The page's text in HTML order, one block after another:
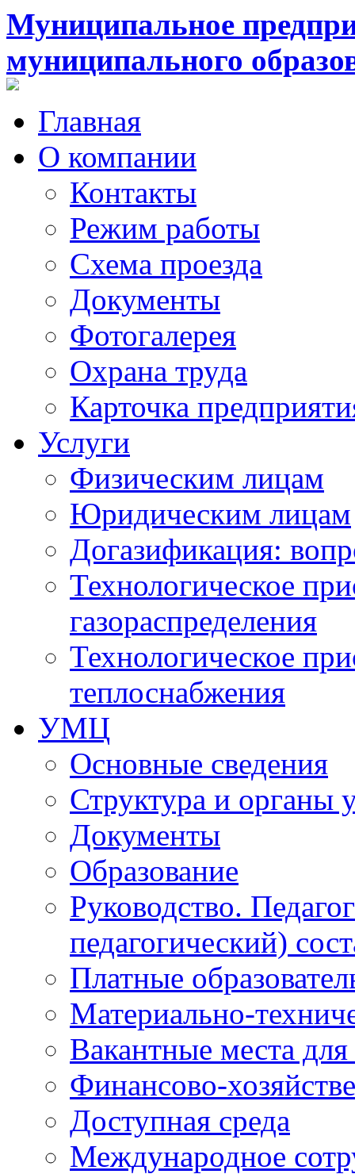
Муниципальное
муниципального
Главная
О компании
Контакты
Режим работы
Схема проезда
Документы
Фотогалерея
Охрана труда
Карточка
Услуги
Физическим лицам
Юридическим лицам
Догазификация:
Технологическое
газораспределения
Технологическое
теплоснабжения
УМЦ
Основные сведения
Структура и органы
Документы
Образование
Руководство.
педагогический)
Платные
Материально-
Вакантные места
Финансово-
Доступная среда
Международное